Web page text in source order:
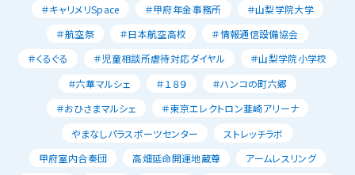
＃キャリメリSpace
＃甲府年金事務所
＃山梨学院大学
＃航空祭
＃日本航空高校
＃情報通信設備協会
＃くるぐる
＃児童相談所虐待対応ダイヤル
＃山梨学院小学校
＃六華マルシェ
＃１８９
＃ハンコの町六郷
＃おひさまマルシェ
＃東京エレクトロン韮崎アリーナ
やまなしパラスポーツセンター
ストレッチラボ
甲府室内合奏団
高畑延命開運地蔵尊
アームレスリング